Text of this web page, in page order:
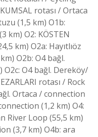
rotası / Ortaca
(1,5 km) O1b:
km) O2: KÖSTEN
km) O2a: Hayıtlıöz
O2b: O4 bağl.
O4 bağl. Dereköy/
rotası / Rock
Ortaca / connection
(1,2 km) O4:
River Loop (55,5 km)
(3,7 km) O4b: ara